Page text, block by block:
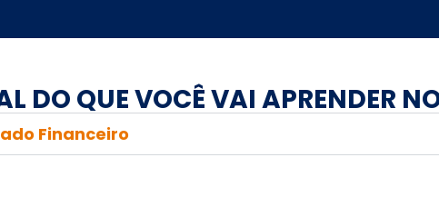
DO QUE VOCÊ VAI APRENDER
Financeiro